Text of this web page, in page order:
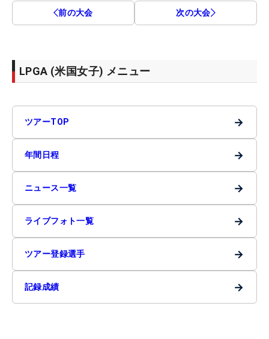
前の大会 次の大会
LPGA (米国女子) メニュー
ツアーTOP →
年間日程 →
ニュース一覧 →
ライブフォト一覧 →
ツアー登録選手 →
記録成績 →